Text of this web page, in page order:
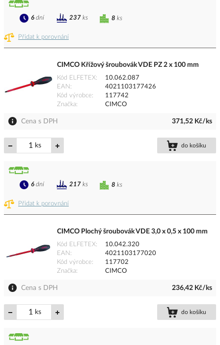
Přidat k porovnání
8 ks
6 dní 237 ks
CIMCO Křížový šroubovák VDE PZ 2 x 100 mm
Kód ELFETEX
10.062.087
EAN
4021103177426
Kód výrobce
117742
Značka
CIMCO
Cena s DPH 371,52 Kč/ks
ks do košíku
Přidat k porovnání
8 ks
6 dní 217 ks
CIMCO Plochý šroubovák VDE 3,0 x 0,5 x 100 mm
Kód ELFETEX
10.042.320
EAN
4021103177020
Kód výrobce
117702
Značka
CIMCO
Cena s DPH 236,42 Kč/ks
ks do košíku